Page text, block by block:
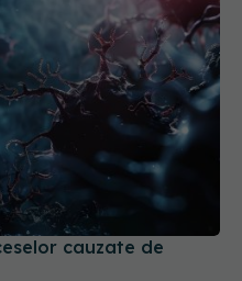
cauzate de